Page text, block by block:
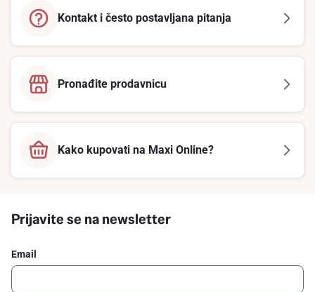
Kontakt i često postavljana pitanja
Pronađite prodavnicu
Kako kupovati na Maxi Online?
Prijavite se na newsletter
Email